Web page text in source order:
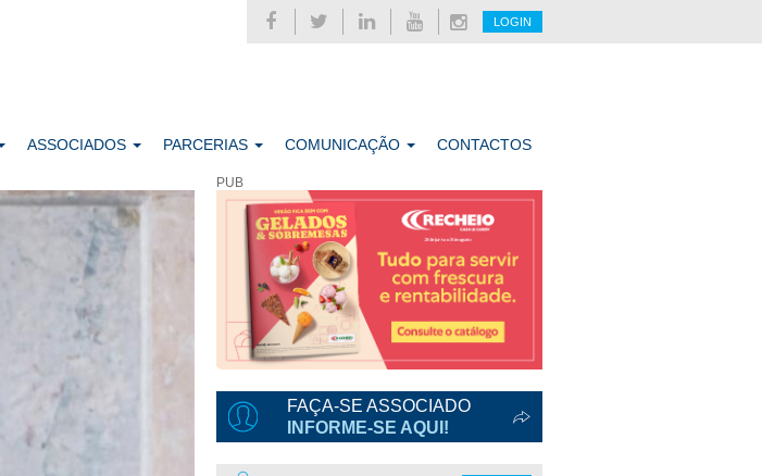
LOGIN
ASSOCIADOS PARCERIAS COMUNICAÇÃO CONTACTOS
PUB
FAÇA-SE ASSOCIADO
INFORME-SE AQUI!